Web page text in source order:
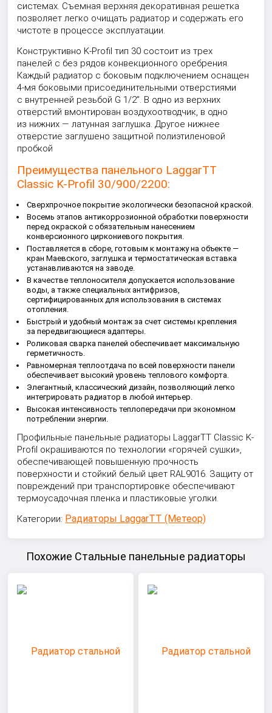
системах. Съемная верхняя декоративная решетка
позволяет легко очищать радиатор и содержать его
чистоте в процессе эксплуатации.
Конструктивно K-Profil тип 30 состоит из трех
панелей с без рядов конвекционного оребрения.
Каждый радиатор с боковым подключением оснащен
4-мя боковыми присоединительными отверстиями
с внутренней резьбой G 1/2”. В одно из верхних
отверстий вмонтирован воздухоотводчик, в одно
из нижних — латунная заглушка. Другое нижнее
отверстие заглушено защитной полиэтиленовой
пробкой
Преимущества панельного LaggarTT
Classic K-Profil 30/900/2200:
Сверхпрочное покрытие экологически безопасной краской.
Восемь этапов антикоррозионной обработки поверхности
перед окраской с обязательным нанесением
конверсионного циркониевого покрытия.
Поставляется в сборе, готовым к монтажу на объекте —
кран Маевского, заглушка и термостатическая вставка
устанавливаются на заводе.
В качестве теплоносителя допускается использование
воды, а также специальных антифризов,
сертифицированных для использования в системах
отопления.
Быстрый и удобный монтаж за счет системы крепления
за передвигающиеся адаптеры.
Роликовая сварка панелей обеспечивает максимальную
герметичность.
Равномерная теплоотдача по всей поверхности панели
обеспечивает высокий уровень теплового комфорта.
Элегантный, классический дизайн, позволяющий легко
интегрировать радиатор в любой интерьер.
Высокая интенсивность теплопередачи при экономном
потреблении энергии.
Профильные панельные радиаторы LaggarTT Classic K-
Profil окрашиваются по технологии «горячей сушки»,
обеспечивающей повышенную прочность
поверхности и стойкий белый цвет RAL9016. Защиту от
повреждений при транспортировке обеспечивают
термоусадочная пленка и пластиковые уголки.
Категории: Радиаторы LaggarTT (Метеор)
Похожие Стальные панельные радиаторы